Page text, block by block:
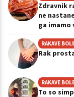
Zdravnik
ne
ga imamo
RAKAVE
Rak
RAKAVE
To so